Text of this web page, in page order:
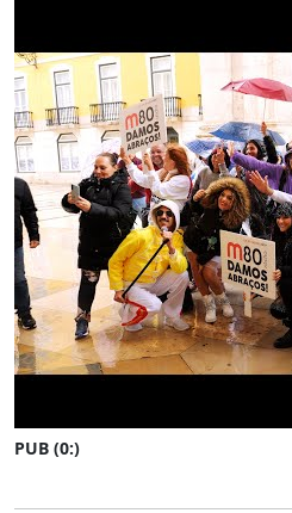
PUB (0:)